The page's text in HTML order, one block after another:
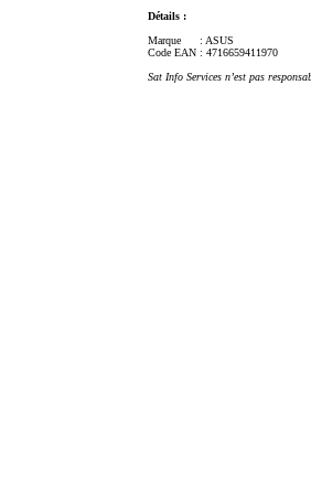
Détails :
Marque
: ASUS
Code EAN : 4716659411970
Sat Info Services n’est pas